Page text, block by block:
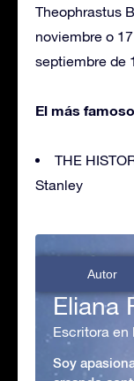
Theophrastus
noviembre o
septiembre de
El más
THE
Stanley
Autor
Eliana
Escritora en
Soy